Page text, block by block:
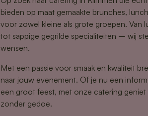
bieden op maat gemaakte brunches,
voor zowel kleine als grote groepen. Van
tot sappige gegrilde specialiteiten – wij
wensen.
Met een passie voor smaak en kwaliteit
naar jouw evenement. Of je nu een
een groot feest, met onze catering geniet
zonder gedoe.